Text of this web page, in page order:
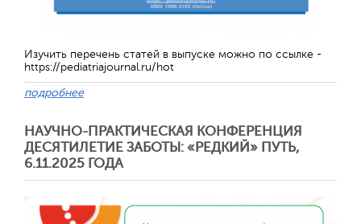
Изучить перечень статей в выпуске можно по ссылке -
https://pediatriajournal.ru/hot
подробнее
НАУЧНО-ПРАКТИЧЕСКАЯ КОНФЕРЕНЦИЯ
ДЕСЯТИЛЕТИЕ ЗАБОТЫ: «РЕДКИЙ» ПУТЬ,
6.11.2025 ГОДА